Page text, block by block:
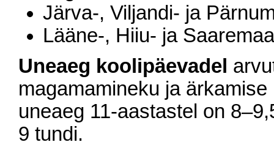
Järva-, Viljandi- ja
Lääne-, Hiiu- ja Saaremaa
Uneaeg koolipäevadel
magamamineku ja
uneaeg 11-aastastel on
9 tundi.